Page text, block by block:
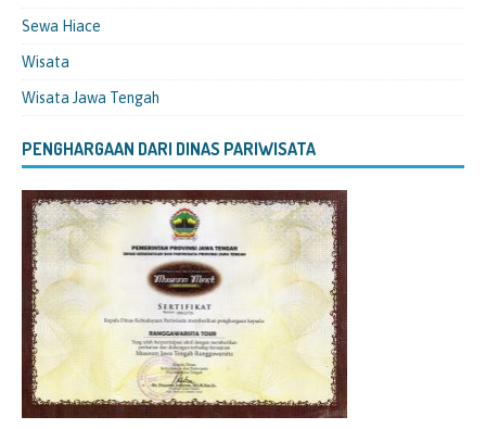
Sewa Hiace
Wisata
Wisata Jawa Tengah
PENGHARGAAN DARI DINAS PARIWISATA